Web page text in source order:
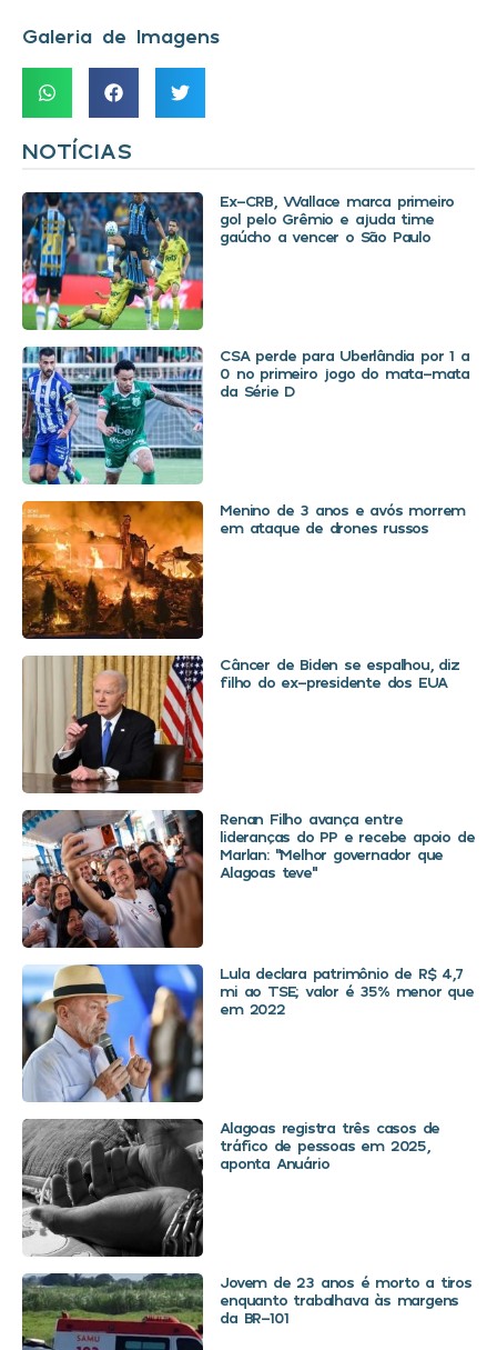
Galeria de Imagens
NOTÍCIAS
Ex-CRB, Wallace marca primeiro
gol pelo Grêmio e ajuda time
gaúcho a vencer o São Paulo
CSA perde para Uberlândia por 1 a
0 no primeiro jogo do mata-mata
da Série D
Menino de 3 anos e avós morrem
em ataque de drones russos
Câncer de Biden se espalhou, diz
filho do ex-presidente dos EUA
Renan Filho avança entre
lideranças do PP e recebe apoio de
Marlan: “Melhor governador que
Alagoas teve”
Lula declara patrimônio de R$ 4,7
mi ao TSE; valor é 35% menor que
em 2022
Alagoas registra três casos de
tráfico de pessoas em 2025,
aponta Anuário
Jovem de 23 anos é morto a tiros
enquanto trabalhava às margens
da BR-101